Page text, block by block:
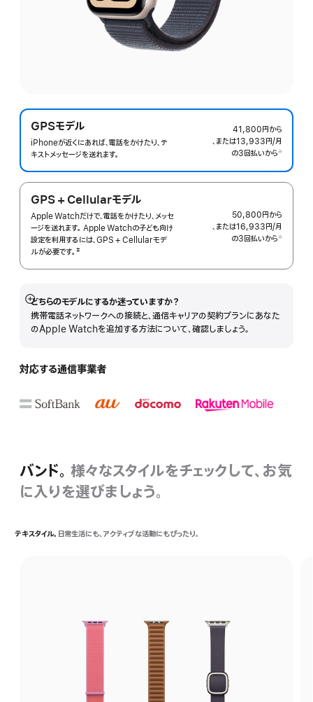
GPSモデル
iPhoneが近くにあれば、電話をかけたり、テ
キストメッセージを送れます。
41,800円から
、または13,933円/月
の3回払いから ※
GPS + Cellularモ‍デ‍ル
Apple Watchだけで、電話をかけたり、メッセ
ージを送れます。 Apple Watchの子ども向け
設定を利用するには、GPS + Cellularモデ
ルが必要です。 ‡
50,800円から
、または16,933円/月
の3回払いから ※
どちらのモデルにするか迷っていますか？
携帯電話ネットワークへの接続と、通信キャリアの契約プランにあなた
のApple Watchを追加する方法について、確認しましょう。
詳
細
を
対応する通信事業者
バンド。 様々なスタイルをチェックして、お気
に入りを選びましょう。
テキスタイル。 日常生活にも、アクティブな活動にもぴったり。